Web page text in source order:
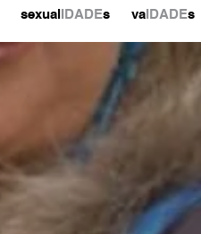
sexual IDADEs vaIDADEs